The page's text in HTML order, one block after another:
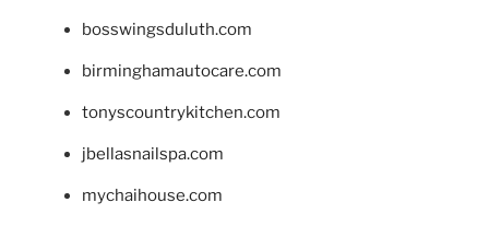
bosswingsduluth.com
birminghamautocare.com
tonyscountrykitchen.com
jbellasnailspa.com
mychaihouse.com